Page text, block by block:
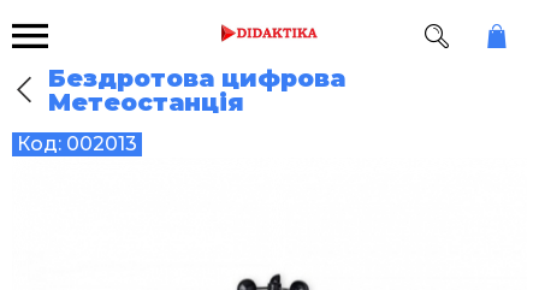
Бездротова цифрова
Метеостанція
Код: 002013